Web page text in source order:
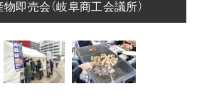
即売会（岐阜商工会議所）